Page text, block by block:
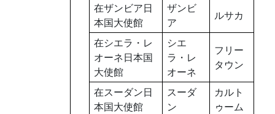
在ザンビア日
本国大使館
ザンビ
ア
ルサカ
在シエラ・レ
オーネ日本国
大使館
シエ
ラ・レ
オーネ
フリー
タウン
在スーダン日
本国大使館
スーダ
ン
カルト
ゥーム